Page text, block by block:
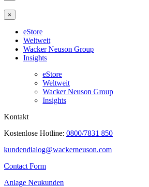
×
eStore
Weltweit
Wacker Neuson Group
Insights
eStore
Weltweit
Wacker Neuson Group
Insights
Kontakt
Kostenlose Hotline: 0800/7831 850
kundendialog@wackerneuson.com
Contact Form
Anlage Neukunden